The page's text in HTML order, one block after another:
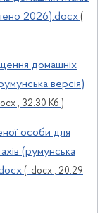
2026).docx (
домашніх
версія)
, 32.30 Кб )
особи для
(румунська
( .docx , 20.29